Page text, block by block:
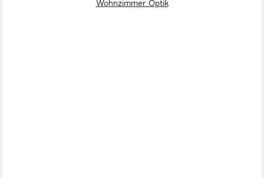
Wohnzimmer Optik